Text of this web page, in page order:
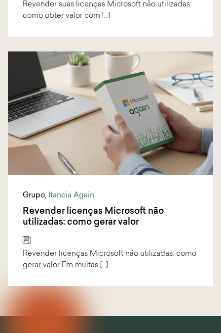
Revender suas licenças Microsoft não utilizadas:
como obter valor com […]
Grupo, Itancia Again
Revender licenças Microsoft não
utilizadas: como gerar valor
Revender licenças Microsoft não utilizadas: como
gerar valor Em muitas […]